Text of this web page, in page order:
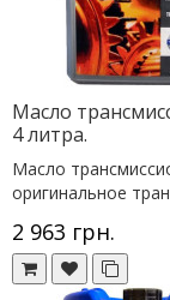
Масло
4 литра.
Масло
оригинальное
2 963 грн.